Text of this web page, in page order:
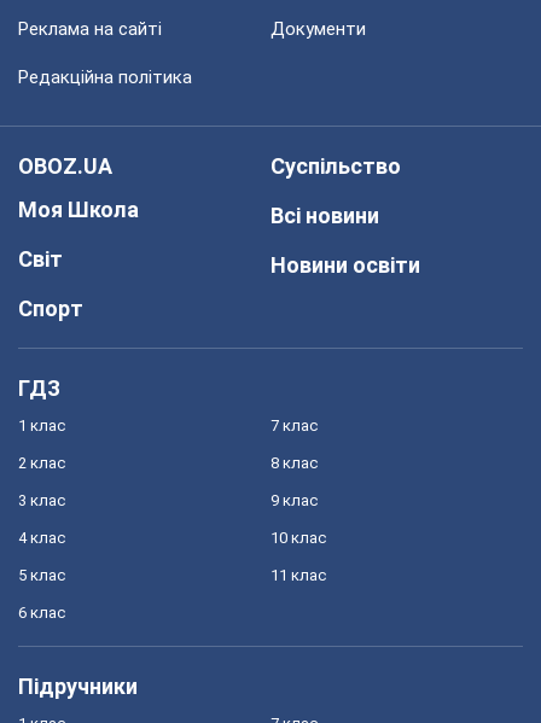
Реклама на сайті Документи
Редакційна політика
OBOZ.UA
Моя Школа
Світ
Спорт
Суспільство
Всі новини
Новини освіти
ГДЗ
1 клас
2 клас
3 клас
4 клас
5 клас
6 клас
7 клас
8 клас
9 клас
10 клас
11 клас
Підручники